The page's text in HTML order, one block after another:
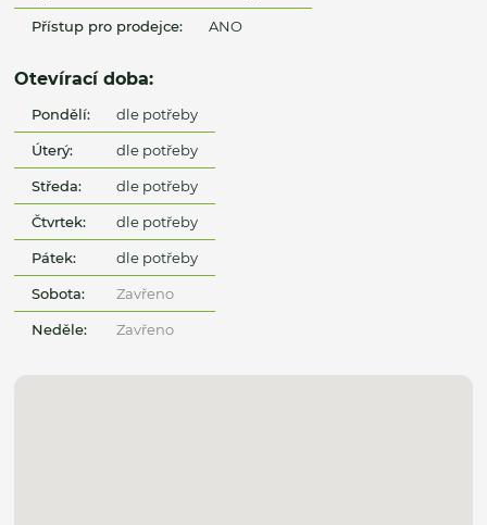
Přístup pro prodejce: ANO
Otevírací doba:
Pondělí: dle potřeby
Úterý: dle potřeby
Středa: dle potřeby
Čtvrtek: dle potřeby
Pátek: dle potřeby
Sobota: Zavřeno
Neděle: Zavřeno